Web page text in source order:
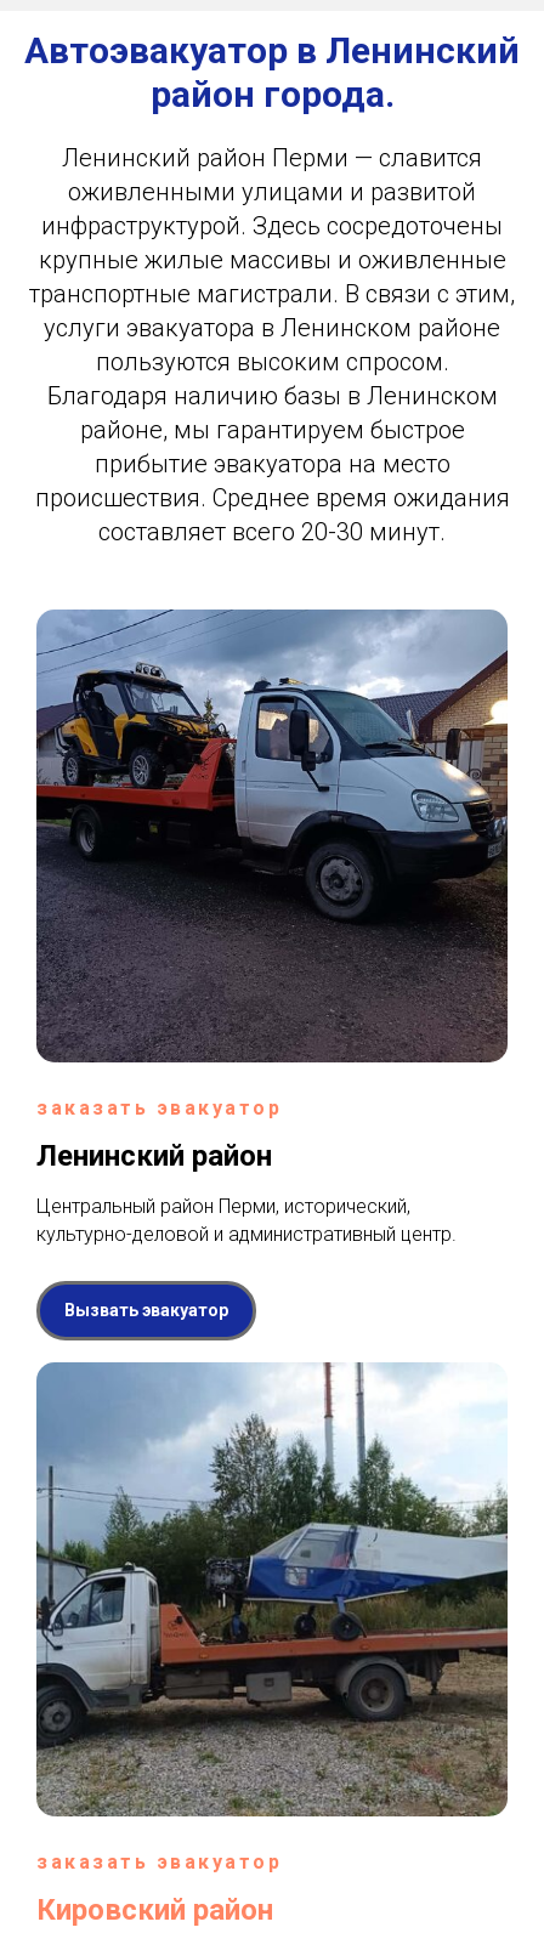
Автоэвакуатор в Ленинский
район города.
Ленинский район Перми — славится
оживленными улицами и развитой
инфраструктурой. Здесь сосредоточены
крупные жилые массивы и оживленные
транспортные магистрали. В связи с этим,
услуги эвакуатора в Ленинском районе
пользуются высоким спросом.
Благодаря наличию базы в Ленинском
районе, мы гарантируем быстрое
прибытие эвакуатора на место
происшествия. Среднее время ожидания
составляет всего 20-30 минут.
заказать эвакуатор
Ленинский район
Центральный район Перми, исторический,
культурно-деловой и административный центр.
Вызвать эвакуатор
заказать эвакуатор
Кировский район